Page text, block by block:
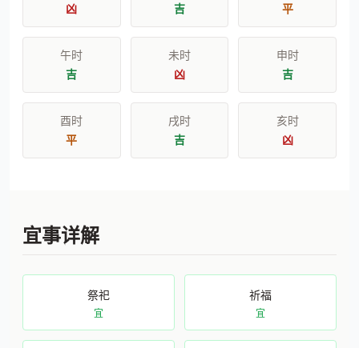
凶
吉
平
午时
吉
未时
凶
申时
吉
酉时
平
戌时
吉
亥时
凶
宜事详解
祭祀
宜
祈福
宜